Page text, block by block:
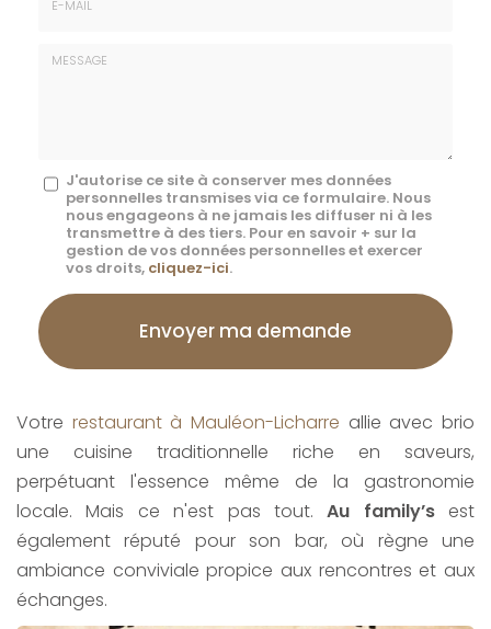
Message
J'autorise ce site à conserver mes données
personnelles transmises via ce formulaire. Nous
nous engageons à ne jamais les diffuser ni à les
transmettre à des tiers. Pour en savoir + sur la
gestion de vos données personnelles et exercer
vos droits, cliquez-ici.
Acceptation
RGPD
*
Envoyer ma demande
Votre restaurant à Mauléon-Licharre allie avec brio
une cuisine traditionnelle riche en saveurs,
perpétuant l'essence même de la gastronomie
locale. Mais ce n'est pas tout.Au family’sest
également réputé pour son bar, où règne une
ambiance conviviale propice aux rencontres et aux
échanges.